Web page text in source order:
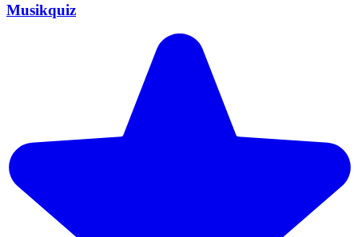
Musikquiz